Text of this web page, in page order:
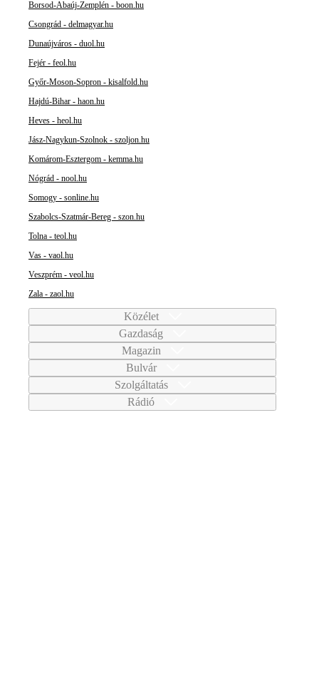
Borsod-Abaúj-Zemplén - boon.hu
Csongrád - delmagyar.hu
Dunaújváros - duol.hu
Fejér - feol.hu
Győr-Moson-Sopron - kisalfold.hu
Hajdú-Bihar - haon.hu
Heves - heol.hu
Jász-Nagykun-Szolnok - szoljon.hu
Komárom-Esztergom - kemma.hu
Nógrád - nool.hu
Somogy - sonline.hu
Szabolcs-Szatmár-Bereg - szon.hu
Tolna - teol.hu
Vas - vaol.hu
Veszprém - veol.hu
Zala - zaol.hu
Közélet
Gazdaság
Magazin
Bulvár
Szolgáltatás
Rádió